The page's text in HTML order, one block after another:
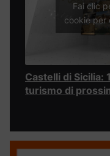
Fai clic
cookie per
Castelli di Sicilia:
turismo di